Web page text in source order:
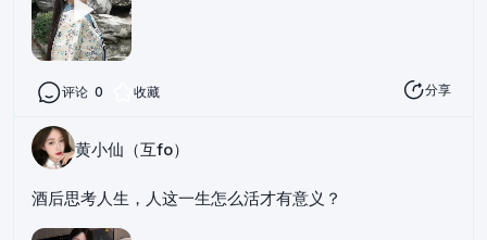
评论 0 收藏 分享
黄小仙（互fo）
酒后思考人生，人这一生怎么活才有意义？